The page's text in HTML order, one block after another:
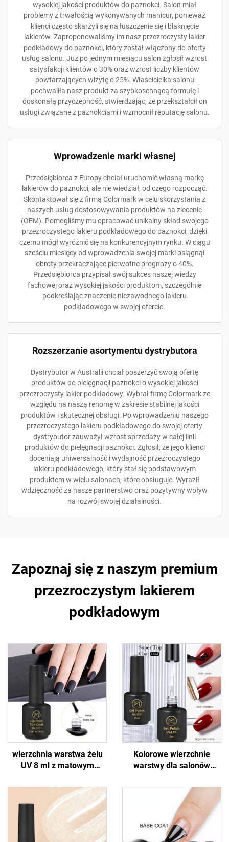
wysokiej jakości produktów do paznokci. Salon miał
problemy z trwałością wykonywanych manicur, ponieważ
klienci często skarżyli się na łuszczenie się i blaknięcie
lakierów. Zaproponowaliśmy im nasz przezroczysty lakier
podkładowy do paznokci, który został włączony do oferty
usług salonu. Już po jednym miesiącu salon zgłosił wzrost
satysfakcji klientów o 30% oraz wzrost liczby klientów
powtarzających wizytę o 25%. Właścicielka salonu
pochwaliła nasz produkt za szybkoschnącą formułę i
doskonałą przyczepność, stwierdzając, że przekształcił on
usługi związane z paznokciami i wzmocnił reputację salonu.
Wprowadzenie marki własnej
Przedsiębiorca z Europy chciał uruchomić własną markę
lakierów do paznokci, ale nie wiedział, od czego rozpocząć.
Skontaktował się z firmą Colormark w celu skorzystania z
naszych usług dostosowywania produktów na zlecenie
(OEM). Pomogliśmy mu opracować unikalny skład swojego
przezroczystego lakieru podkładowego do paznokci, dzięki
czemu mógł wyróżnić się na konkurencyjnym rynku. W ciągu
sześciu miesięcy od wprowadzenia swojej marki osiągnął
obroty przekraczające pierwotne prognozy o 40%.
Przedsiębiorca przypisał swój sukces naszej wiedzy
fachowej oraz wysokiej jakości produktom, szczególnie
podkreślając znaczenie niezawodnego lakieru
podkładowego w swojej ofercie.
Rozszerzanie asortymentu dystrybutora
Dystrybutor w Australii chciał poszerzyć swoją ofertę
produktów do pielęgnacji paznokci o wysokiej jakości
przezroczysty lakier podkładowy. Wybrał firmę Colormark ze
względu na naszą renomę w zakresie stabilnej jakości
produktów i skutecznej obsługi. Po wprowadzeniu naszego
przezroczystego lakieru podkładowego do swojej oferty
dystrybutor zauważył wzrost sprzedaży w całej linii
produktów do pielęgnacji paznokci. Zgłosił, że jego klienci
doceniają uniwersalność i wydajność przezroczystego
lakieru podkładowego, który stał się podstawowym
produktem w wielu salonach, które obsługuje. Wyraził
wdzięczność za nasze partnerstwo oraz pozytywny wpływ
na rozwój swojej działalności.
Zapoznaj się z naszym premium
przezroczystym lakierem
podkładowym
wierzchnia warstwa żelu
UV 8 ml z matowym
Kolorowe wierzchnie
warstwy dla salonów